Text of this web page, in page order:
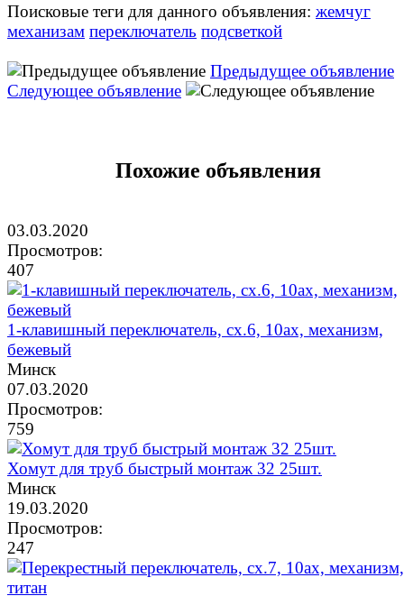
Поисковые теги для данного объявления: жемчуг
механизам переключатель подсветкой
Предыдущее объявление
Следующее объявление
Похожие объявления
03.03.2020
Просмотров:
407
1-клавишный переключатель, сх.6, 10ах, механизм,
бежевый
Минск
07.03.2020
Просмотров:
759
Хомут для труб быстрый монтаж 32 25шт.
Минск
19.03.2020
Просмотров:
247